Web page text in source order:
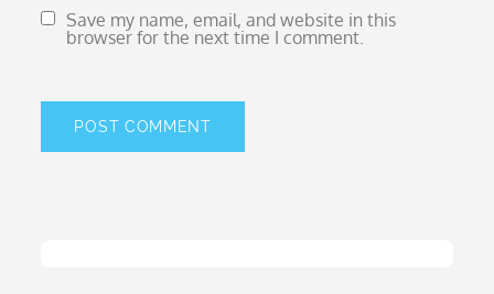
Save my name, email, and website in this
browser for the next time I comment.